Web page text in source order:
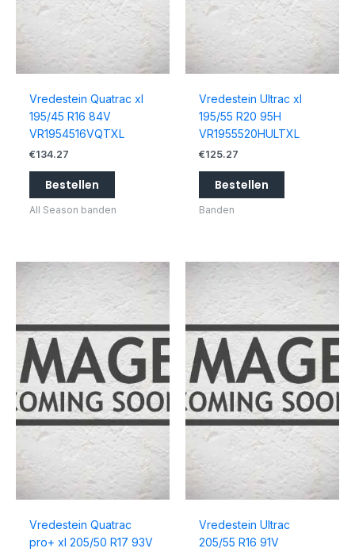
Vredestein Quatrac xl
195/45 R16 84V
VR1954516VQTXL
€134.27
Bestellen
All Season banden
Vredestein Ultrac xl
195/55 R20 95H
VR1955520HULTXL
€125.27
Bestellen
Banden
Vredestein Quatrac
pro+ xl 205/50 R17 93V
Vredestein Ultrac
205/55 R16 91V